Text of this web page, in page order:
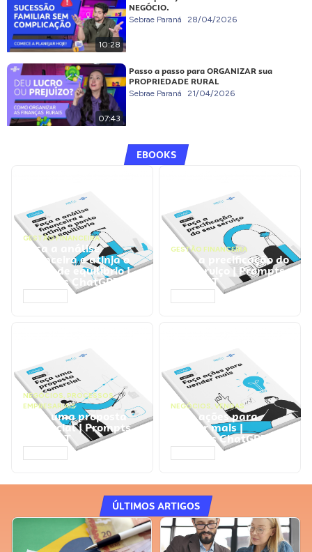
10:28
NEGÓCIO.
Sebrae Paraná 28/04/2026
07:43
Passo a passo para ORGANIZAR sua
PROPRIEDADE RURAL
Sebrae Paraná 21/04/2026
EBOOKS
GESTÃO FINANCEIRA
Faça a análise
financeira e atinja o
ponto de equilíbrio |
Prompts ChatGPT
GESTÃO FINANCEIRA
Faça a precificação do
seu serviço | Prompts
ChatGPT
NEGÓCIOS, PROCESSOS
EMPRESARIAIS
Faça uma proposta
comercial | Prompts
ChatGPT
NEGÓCIOS, VENDAS
Faça ações para
vender mais |
Prompts ChatGPT
ÚLTIMOS ARTIGOS